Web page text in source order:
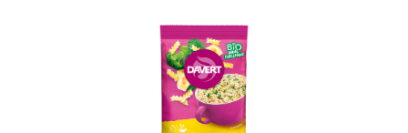
Bildergalerie überspringen